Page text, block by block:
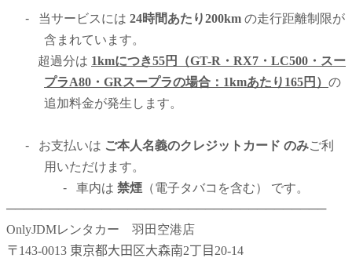
- 当サービスには 24時間あたり200km の走行距離制限が
含まれています。
超過分は 1kmにつき55円（GT-R・RX7・LC500・スー
プラA80 ・GRスープラの場合：1kmあたり165円） の
追加料金が発生します。
- お支払いは ご本人名義のクレジットカード のみご利
用いただけます。
-
車内は 禁煙 （電子タバコを含む） です。
─────────────────────────────────────
OnlyJDMレンタカー 羽田空港店
〒143-0013 東京都大田区大森南2丁目 20-14